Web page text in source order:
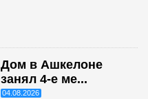
Дом в Ашкелоне
занял 4-е ме...
04.08.2026